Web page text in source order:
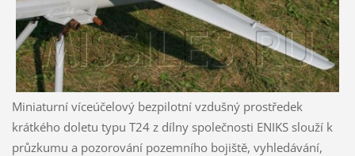
Miniaturní víceúčelový bezpilotní vzdušný prostředek
krátkého doletu typu T24 z dílny společnosti ENIKS slouží k
průzkumu a pozorování pozemního bojiště, vyhledávání,